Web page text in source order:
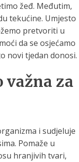
žeđ. Međutim,
tekućine. Umjesto
pretvoriti u
da se osjećamo
novi tjedan donosi.
važna za
i sudjeluje
Pomaže u
hranjivih tvari,
za
prijenosno
čistu vodu za